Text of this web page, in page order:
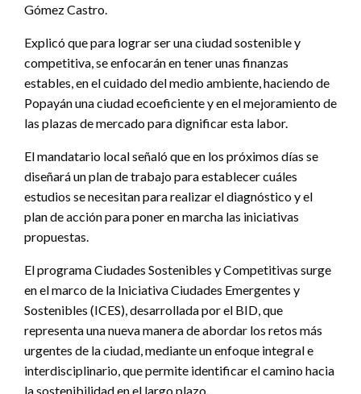
Gómez Castro.
Explicó que para lograr ser una ciudad sostenible y
competitiva, se enfocarán en tener unas finanzas
estables, en el cuidado del medio ambiente, haciendo de
Popayán una ciudad ecoeficiente y en el mejoramiento de
las plazas de mercado para dignificar esta labor.
El mandatario local señaló que en los próximos días se
diseñará un plan de trabajo para establecer cuáles
estudios se necesitan para realizar el diagnóstico y el
plan de acción para poner en marcha las iniciativas
propuestas.
El programa Ciudades Sostenibles y Competitivas surge
en el marco de la Iniciativa Ciudades Emergentes y
Sostenibles (ICES), desarrollada por el BID, que
representa una nueva manera de abordar los retos más
urgentes de la ciudad, mediante un enfoque integral e
interdisciplinario, que permite identificar el camino hacia
la sostenibilidad en el largo plazo.